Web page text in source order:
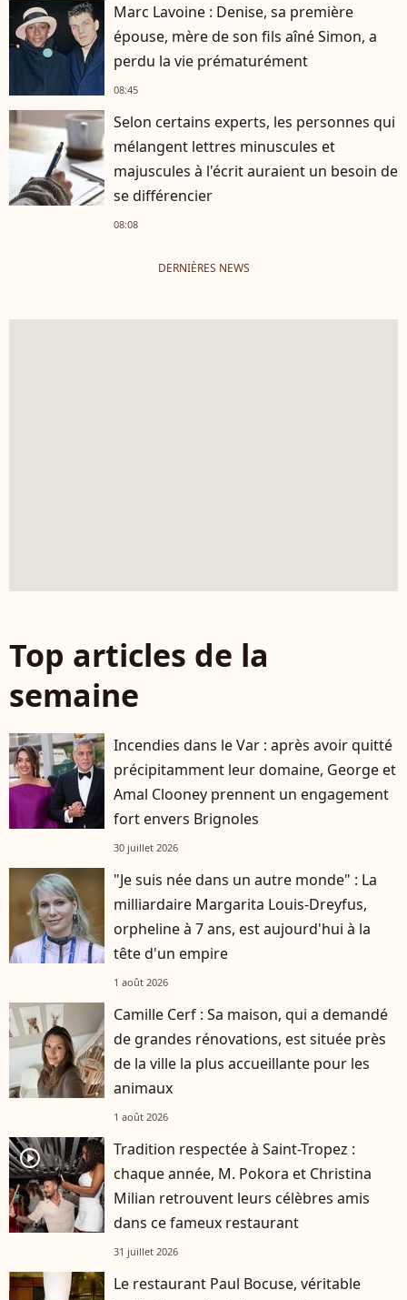
Marc Lavoine : Denise, sa première
épouse, mère de son fils aîné Simon, a
perdu la vie prématurément
08:45
Selon certains experts, les personnes qui
mélangent lettres minuscules et
majuscules à l'écrit auraient un besoin de
se différencier
08:08
DERNIÈRES NEWS
Top articles de la
semaine
Incendies dans le Var : après avoir quitté
précipitamment leur domaine, George et
Amal Clooney prennent un engagement
fort envers Brignoles
30 juillet 2026
"Je suis née dans un autre monde" : La
milliardaire Margarita Louis-Dreyfus,
orpheline à 7 ans, est aujourd'hui à la
tête d'un empire
1 août 2026
Camille Cerf : Sa maison, qui a demandé
de grandes rénovations, est située près
de la ville la plus accueillante pour les
animaux
1 août 2026
player2
Tradition respectée à Saint-Tropez :
chaque année, M. Pokora et Christina
Milian retrouvent leurs célèbres amis
dans ce fameux restaurant
31 juillet 2026
Le restaurant Paul Bocuse, véritable